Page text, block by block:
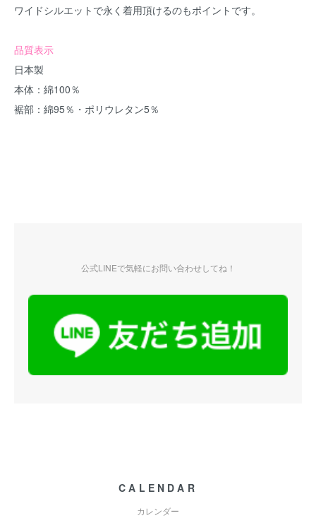
ワイドシルエットで永く着用頂けるのもポイントです。
品質表示
日本製
本体：綿100％
裾部：綿95％・ポリウレタン5％
公式LINEで気軽にお問い合わせしてね！
CALENDAR
カレンダー